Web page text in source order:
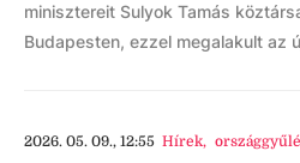
minisztereit Sulyok Tamás
Budapesten, ezzel megalakult az
2026. 05. 09., 12:55 Hírek,